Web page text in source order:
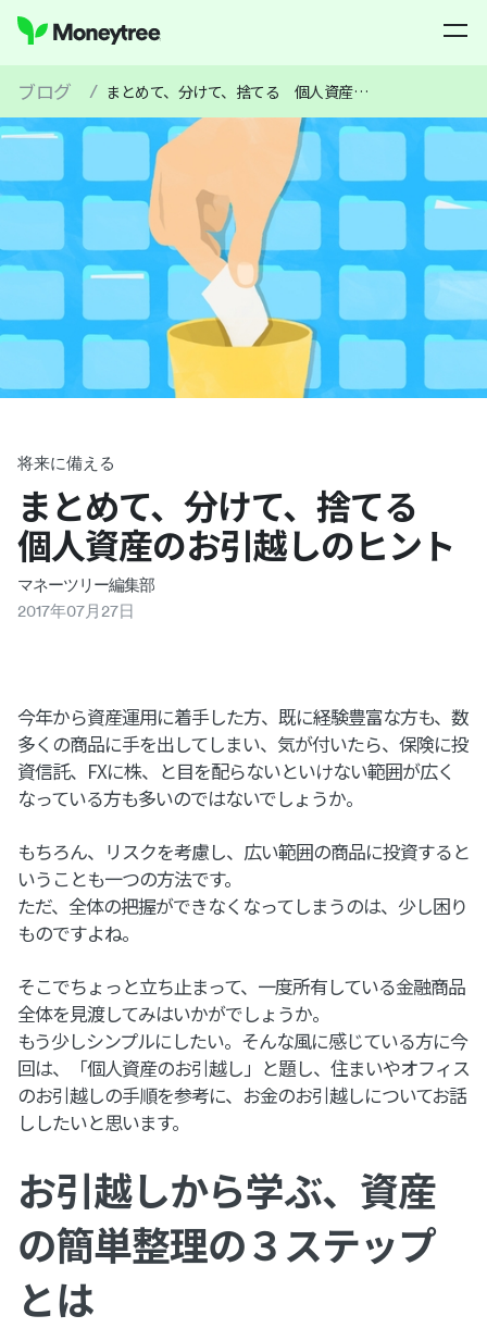
ブログ / まとめて、分けて、捨てる 個人資産のお引越しのヒント
将来に備える
まとめて、分けて、捨てる
個人資産のお引越しのヒント
マネーツリー編集部
2017年07月27日
今年から資産運用に着手した方、既に経験豊富な方も、数
多くの商品に手を出してしまい、気が付いたら、保険に投
資信託、FXに株、と目を配らないといけない範囲が広く
なっている方も多いのではないでしょうか。
もちろん、リスクを考慮し、広い範囲の商品に投資すると
いうことも一つの方法です。
ただ、全体の把握ができなくなってしまうのは、少し困り
ものですよね。
そこでちょっと立ち止まって、一度所有している金融商品
全体を見渡してみはいかがでしょうか。
もう少しシンプルにしたい。そんな風に感じている方に今
回は、「個人資産のお引越し」と題し、住まいやオフィス
のお引越しの手順を参考に、お金のお引越しについてお話
ししたいと思います。
お引越しから学ぶ、資産
の簡単整理の３ステップ
とは